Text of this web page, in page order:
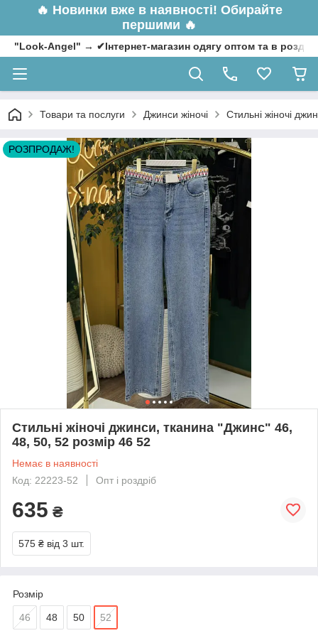
🔥 Новинки вже в наявності! Обирайте
першими 🔥
"Look-Angel" → ✔Інтернет-магазин одягу оптом та в
Товари та послуги Джинси жіночі Стильні жіночі
РОЗПРОДАЖ!
Стильні жіночі джинси, тканина "Джинс" 46,
48, 50, 52 розмір 46 52
Немає в наявності
Код: 22223-52
Опт і роздріб
635 ₴
575 ₴ від 3 шт.
Розмір
46 48 50 52